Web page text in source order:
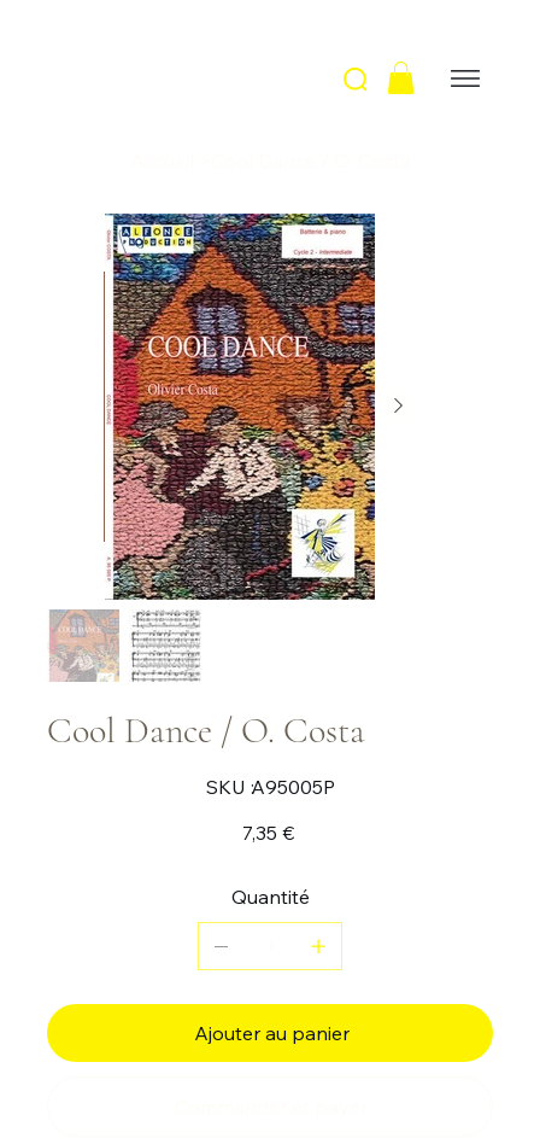
Cool Dance / O. Costa
SKU :SKU
A95005P
A95005P
7,35 €
Quantité
Ajouter au panier